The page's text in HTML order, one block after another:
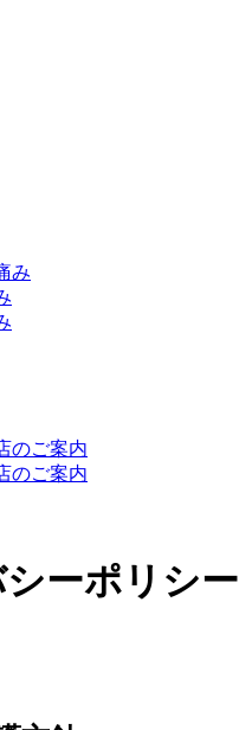
み
のご案内
のご案内
ーポリシー